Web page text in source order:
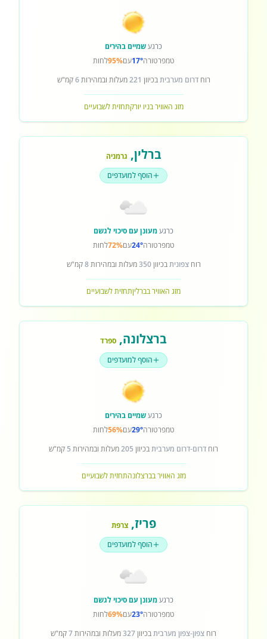
כרגעשמיים בהירים
טמפרטורה17°עם95%לחות
רוחדרום מערביתבכיוון 221מעלות ובמהירות6קמ"ש
מזג האוויר בניו יורקתחזית לשבועיים
ברלין, גרמניה
הוסף למועדפים
כרגעמעונן עם סיכוי לגשם
טמפרטורה24°עם72%לחות
רוחצפוניתבכיוון350מעלות ובמהירות8קמ"ש
מזג האוויר בברליןתחזית לשבועיים
ברצלונה, ספרד
הוסף למועדפים
כרגעשמיים בהירים
טמפרטורה29°עם56%לחות
רוח דרום-דרום מערביתבכיוון 205מעלות ובמהירות 5 קמ"ש
מזג האוויר בברצלונהתחזית לשבועיים
פריז,צרפת
הוסף למועדפים
כרגעמעונן עם סיכוי לגשם
טמפרטורה23°עם69%לחות
רוח צפון-צפון מערביתבכיוון327מעלות ובמהירות7קמ"ש